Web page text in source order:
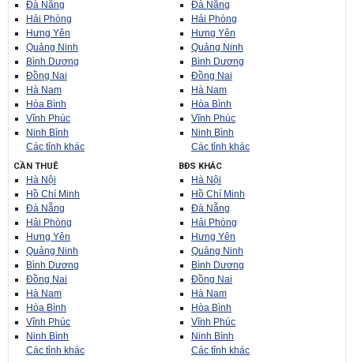
Đà Nẵng
Hải Phòng
Hưng Yên
Quảng Ninh
Bình Dương
Đồng Nai
Hà Nam
Hòa Bình
Vĩnh Phúc
Ninh Bình
Các tỉnh khác
Đà Nẵng
Hải Phòng
Hưng Yên
Quảng Ninh
Bình Dương
Đồng Nai
Hà Nam
Hòa Bình
Vĩnh Phúc
Ninh Bình
Các tỉnh khác
CẦN THUÊ
Hà Nội
Hồ Chí Minh
Đà Nẵng
Hải Phòng
Hưng Yên
Quảng Ninh
Bình Dương
Đồng Nai
Hà Nam
Hòa Bình
Vĩnh Phúc
Ninh Bình
Các tỉnh khác
BĐS KHÁC
Hà Nội
Hồ Chí Minh
Đà Nẵng
Hải Phòng
Hưng Yên
Quảng Ninh
Bình Dương
Đồng Nai
Hà Nam
Hòa Bình
Vĩnh Phúc
Ninh Bình
Các tỉnh khác